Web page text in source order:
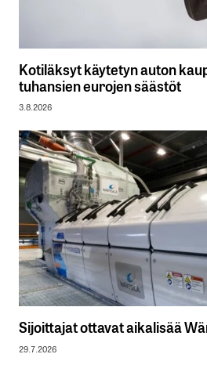
Kotiläksyt käytetyn auton
tuhansien eurojen säästöt
3.8.2026
Sijoittajat ottavat aikalisää
29.7.2026